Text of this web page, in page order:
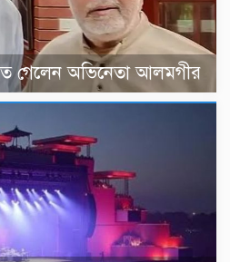
গেলেন অভিনেতা আলমগীর